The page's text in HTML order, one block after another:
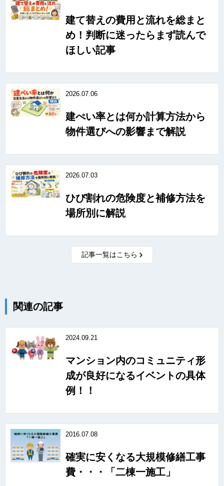
建て替えの費用と流れを総まと
め！判断に迷ったらまず読んで
ほしい記事
2026.07.06
建ぺい率とは何か計算方法から
物件選びへの影響まで解説
2026.07.03
ひび割れの危険度と補修方法を
場所別に解説
記事一覧はこちら
関連の記事
2024.09.21
マンション内のコミュニティ形
成が良好になるイベントの具体
例！！
2016.07.08
確実に安くなる大規模修繕工事
費・・・「二棟一施工」